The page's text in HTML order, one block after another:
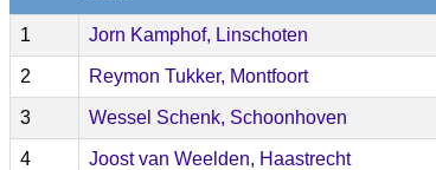
1 Jorn Kamphof, Linschoten
2 Reymon Tukker, Montfoort
3 Wessel Schenk, Schoonhoven
4 Joost van Weelden, Haastrecht